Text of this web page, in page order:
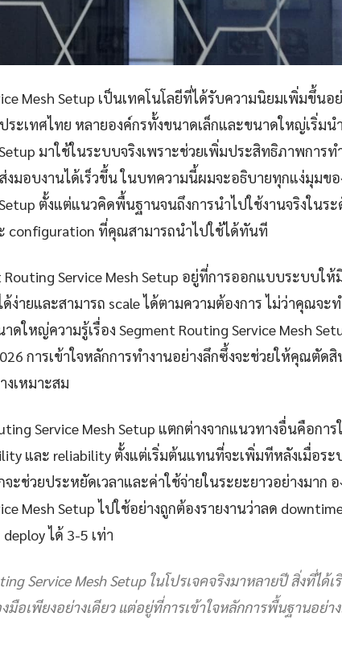
Mesh Setup เป็นเทคโนโลยีที่ได้รับความนิยมเพิ่มขึ้นอ
ระเทศไทย หลายองค์กรทั้งขนาดเล็กและขนาดใหญ่เริ่มน
Setup มาใช้ในระบบจริงเพราะช่วยเพิ่มประสิทธิภาพการ
มอบงานได้เร็วขึ้น ในบทความนี้ผมจะอธิบายทุกแง่มุมขอ
ตั้งแต่แนวคิดพื้นฐานจนถึงการนำไปใช้งานจริงในร
configuration ที่คุณสามารถนำไปใช้ได้ทันที
Routing Service Mesh Setup อยู่ที่การออกแบบระบบใ
ง่ายและสามารถ scale ได้ตามความต้องการ ไม่ว่าคุณจะ
ใหญ่ความรู้เรื่อง Segment Routing Service Mesh
การเข้าใจหลักการทำงานอย่างลึกซึ้งจะช่วยให้คุณตัดสิ
งเหมาะสม
Service Mesh Setup แตกต่างจากแนวทางอื่นคือกา
และ reliability ตั้งแต่เริ่มต้นแทนที่จะเพิ่มทีหลังเมื่อร
ะช่วยประหยัดเวลาและค่าใช้จ่ายในระยะยาวอย่างมาก
Mesh Setup ไปใช้อย่างถูกต้องรายงานว่าลด
ได้ 3-5 เท่า
Service Mesh Setup ในโปรเจคจริงมาหลายปี สิ่งที่ได้
งมือเพียงอย่างเดียว แต่อยู่ที่การเข้าใจหลักการพื้นฐานอย่า